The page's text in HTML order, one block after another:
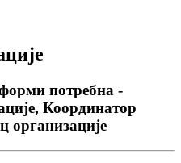
потребна -
Координатор
организације